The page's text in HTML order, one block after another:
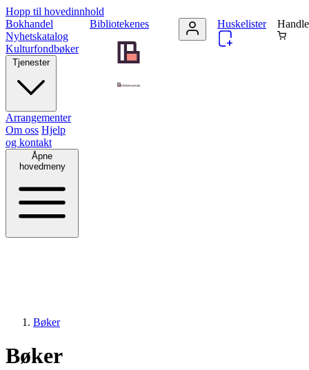
Hopp til hovedinnhold
Bibliotekenes
Bokhandel
Nyhetskatalog
Kulturfondbøker
Tjenester
Arrangementer
Om oss Hjelp
og kontakt
Åpne
hovedmeny
Huskelister
Bøker
Bøker